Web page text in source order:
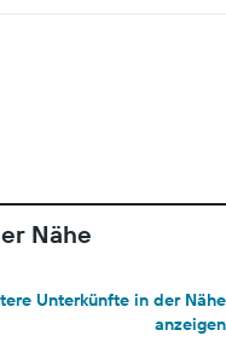
Nähe
Unterkünfte in der Nähe
anzeigen